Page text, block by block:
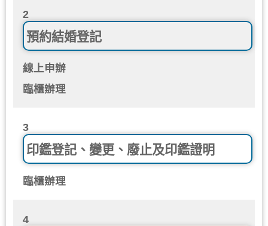
2
預約結婚登記
線上申辦
臨櫃辦理
3
印鑑登記、變更、廢止及印鑑證明
臨櫃辦理
4